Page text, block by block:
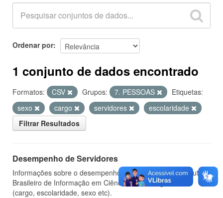
Grupos
Sobre
Ordenar por
1 conjunto de dados encontrado
Formatos: CSV Grupos: 7. PESSOAS
Etiquetas:
sexo
cargo servidores
escolaridade
Filtrar Resultados
Desempenho de Servidores
Informações sobre o desempenho de servidores do Instituto
Brasileiro de Informação em Ciência e Tecnologia - IBICT
(cargo, escolaridade, sexo etc).